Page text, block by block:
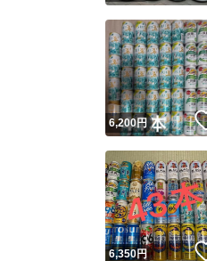
6,200円
6,350円